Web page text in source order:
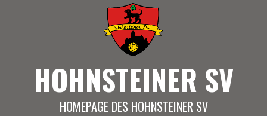
HOHNSTEINER SV
HOMEPAGE DES HOHNSTEINER SV